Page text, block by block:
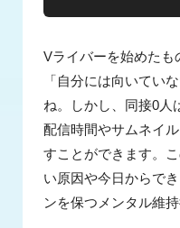
Vライバーを始めたも
「自分には向いてい
ね。しかし、同接0人
配信時間やサムネイ
すことができます。
い原因や今日からで
ンを保つメンタル維